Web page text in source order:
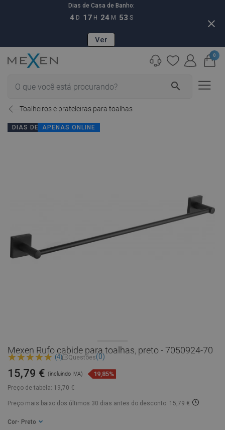
Dias de Casa de Banho:
4 D 17 H 24 M 52 S
Ver
close
search
0
Toalheiros e prateleiras para toalhas
APENAS ONLINE
DIAS DE CASA DE BANHO
Mexen Rufo cabide para toalhas, preto - 7050924-70
(4) Questões(0)
Preço de tabela: 19,70 €
15,79 € (incluindo IVA) 19,85%
Preço mais baixo dos últimos 30 dias antes do desconto: 15,79 €
Cor - Preto